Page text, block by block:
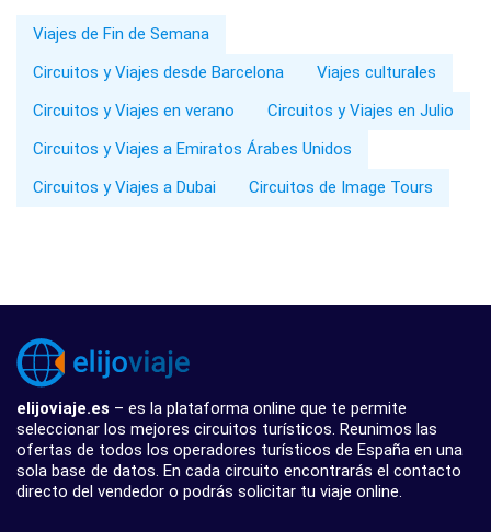
Viajes de Fin de Semana
Circuitos y Viajes desde Barcelona
Viajes culturales
Circuitos y Viajes en verano
Circuitos y Viajes en Julio
Circuitos y Viajes a Emiratos Árabes Unidos
Circuitos y Viajes a Dubai
Circuitos de Image Tours
elijoviaje.es – es la plataforma online que te permite
seleccionar los mejores circuitos turísticos. Reunimos las
ofertas de todos los operadores turísticos de España en una
sola base de datos. En cada circuito encontrarás el contacto
directo del vendedor o podrás solicitar tu viaje online.